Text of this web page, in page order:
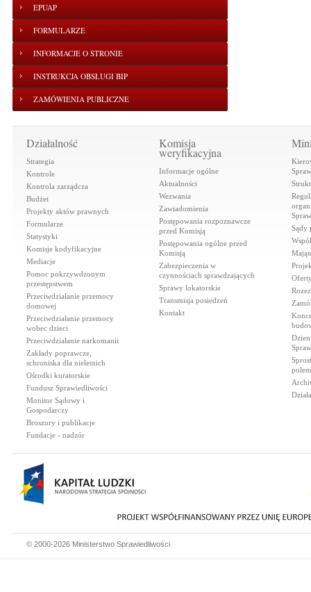
EPUAP
FORMULARZE
INFORMACJE O STRONIE
INSTRUKCJA OBSŁUGI BIP
ZAMÓWIENIA PUBLICZNE
Działalność
Strategia
Kontrole
Kontrola zarządcza
Budżet
Projekty aktów prawnych
Formularze
Statystyki
Komisje kodyfikacyjne
Mediacje
Pomoc pokrzywdzonym
przestępstwem
Przeciwdziałanie przemocy
domowej
Przeciwdziałanie przemocy
wobec dzieci
Przeciwdziałanie narkomanii
Zakłady poprawcze,
schroniska dla nieletnich
Ośrodki kuratorskie
Fundusz Sprawiedliwości
Monitor Sądowy i
Gospodarczy
Broszury i publikacje
Fundacje - nadzór
Komisja
weryfikacyjna
Informacje ogólne
Aktualności
Wezwania
Zawiadomienia
Postępowania rozpoznawcze
przed Komisją
Postępowania ogólne przed
Komisją
Zabezpieczenia w
czynnościach sprawdzających
Sprawy lokatorskie
Transmisja posiedzeń
Kontakt
Sądy
© 2000-2026 Ministerstwo Sprawiedliwości